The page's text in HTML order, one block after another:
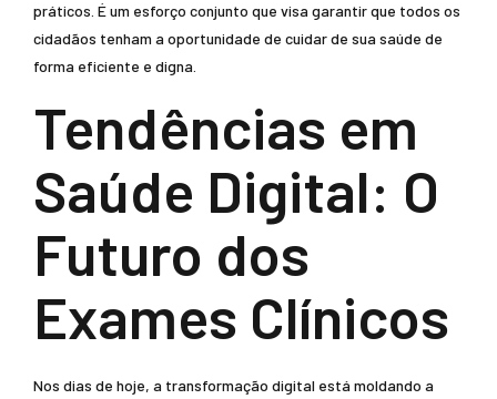
práticos. É um esforço conjunto que visa garantir que todos os
cidadãos tenham a oportunidade de cuidar de sua saúde de
forma eficiente e digna.
Tendências em
Saúde Digital: O
Futuro dos
Exames Clínicos
Nos dias de hoje, a transformação digital está moldando a